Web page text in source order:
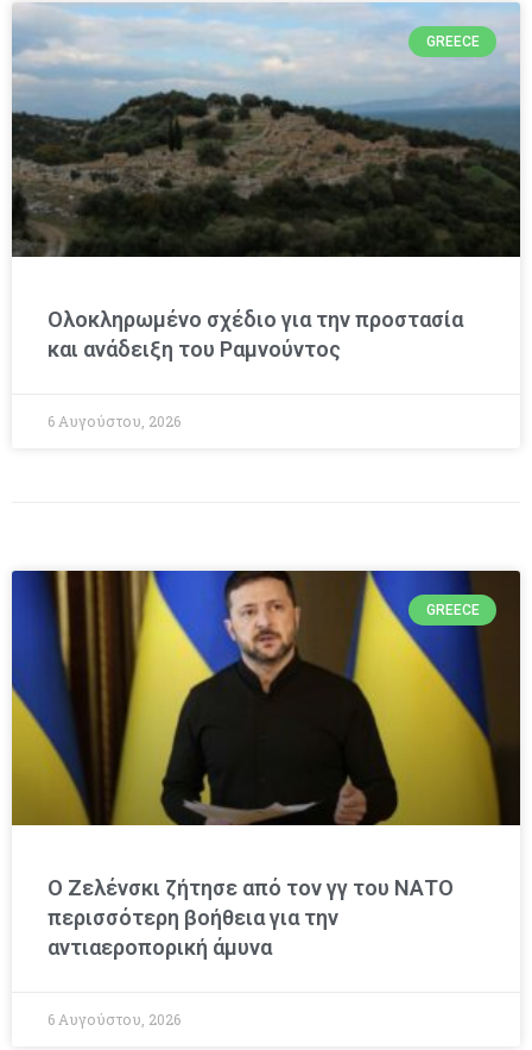
GREECE
Ολοκληρωμένο σχέδιο για την προστασία
και ανάδειξη του Ραμνούντος
6 Αυγούστου, 2026
GREECE
Ο Ζελένσκι ζήτησε από τον γγ του ΝΑΤΟ
περισσότερη βοήθεια για την
αντιαεροπορική άμυνα
6 Αυγούστου, 2026